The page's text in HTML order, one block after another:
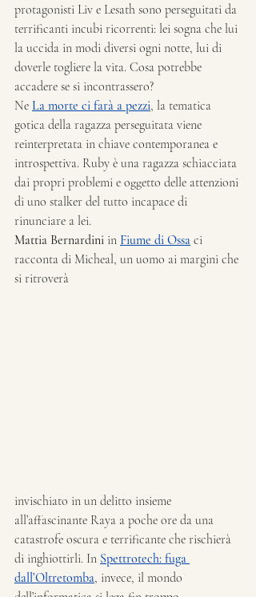
protagonisti Liv e Lesath sono perseguitati da
terrificanti incubi ricorrenti: lei sogna che lui
la uccida in modi diversi ogni notte, lui di
doverle togliere la vita. Cosa potrebbe
accadere se si incontrassero?
Ne La morte ci farà a pezzi, la tematica
gotica della ragazza perseguitata viene
reinterpretata in chiave contemporanea e
introspettiva. Ruby è una ragazza schiacciata
dai propri problemi e oggetto delle attenzioni
di uno stalker del tutto incapace di
rinunciare a lei.
Mattia Bernardini in Fiume di Ossa ci
racconta di Micheal, un uomo ai margini che
si ritroverà
invischiato in un delitto insieme
all’affascinante Raya a poche ore da una
catastrofe oscura e terrificante che rischierà
di inghiottirli. In Spettrotech: fuga
dall’Oltretomba, invece, il mondo